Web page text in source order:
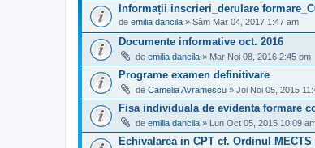
Informații inscrieri_derulare
de emilia dancila » Sâm Mar 04, 2017 1:47 am
Documente informative oct. 2016
de emilia dancila » Mar Noi 08, 2016 2:45 pm
Programe examen definitivare
de Camelia Avramescu » Joi Noi 05, 2015
Fisa individuala de evidenta formare
de emilia dancila » Lun Oct 05, 2015 10:09
Echivalarea in CPT cf. Ordinul MECTS